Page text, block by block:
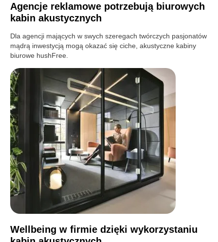
Agencje reklamowe potrzebują biurowych
kabin akustycznych
Dla agencji mających w swych szeregach twórczych pasjonatów
mądrą inwestycją mogą okazać się ciche, akustyczne kabiny
biurowe hushFree.
Wellbeing w firmie dzięki wykorzystaniu